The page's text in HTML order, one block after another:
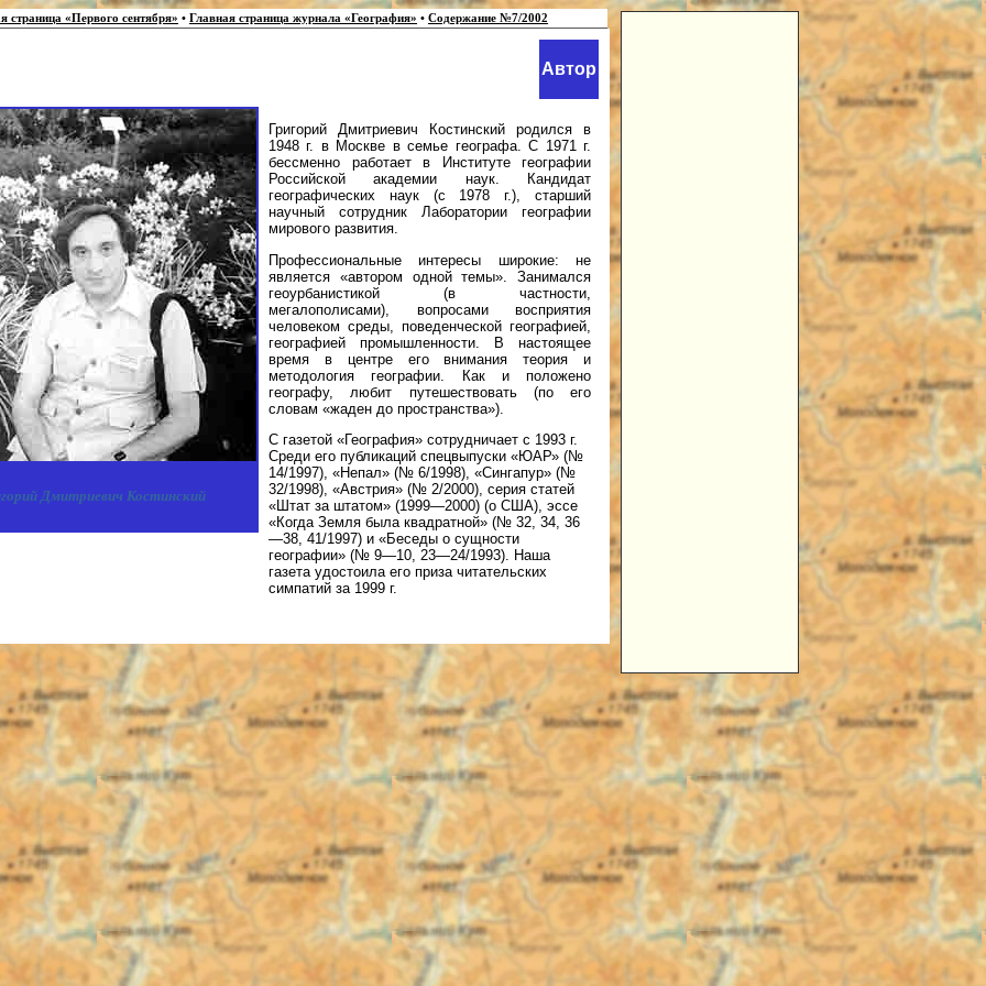
страница «Первого сентября» • Главная страница журнала «География» • Содержание №7/2002
Автор
Дмитриевич Костинский
Григорий Дмитриевич Костинский родился в
1948 г. в Москве в семье географа. С 1971 г.
бессменно работает в Институте географии
Российской академии наук. Кандидат
географических наук (с 1978 г.), старший
научный сотрудник Лаборатории географии
мирового развития.
Профессиональные интересы широкие: не
является «автором одной темы». Занимался
геоурбанистикой (в частности,
мегалополисами), вопросами восприятия
человеком среды, поведенческой географией,
географией промышленности. В настоящее
время в центре его внимания теория и
методология географии. Как и положено
географу, любит путешествовать (по его
словам «жаден до пространства»).
С газетой «География» сотрудничает с 1993 г.
Среди его публикаций спецвыпуски «ЮАР» (№
14/1997), «Непал» (№ 6/1998), «Сингапур» (№
32/1998), «Австрия» (№ 2/2000), серия статей
«Штат за штатом» (1999—2000) (о США), эссе
«Когда Земля была квадратной» (№ 32, 34, 36
—38, 41/1997) и «Беседы о сущности
географии» (№ 9—10, 23—24/1993). Наша
газета удостоила его приза читательских
симпатий за 1999 г.